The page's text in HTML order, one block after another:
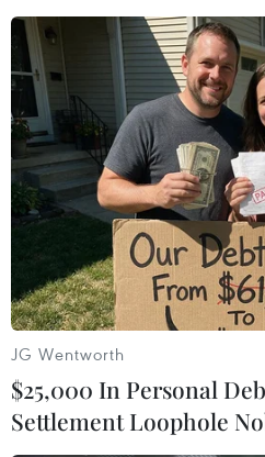
#Tedros Adhanom
#Tình
Trung Quốc
Theo dõi VietnamPlus
TIN LIÊN QUAN
JG Wentworth
$25,000 In Personal
Settlement Loophole